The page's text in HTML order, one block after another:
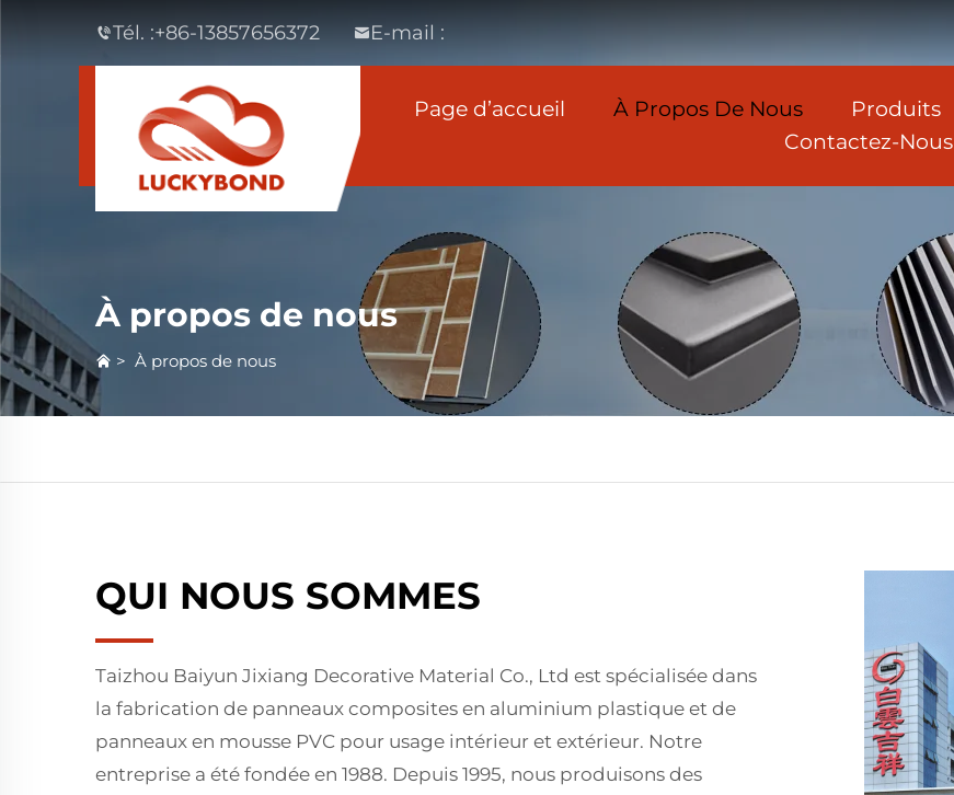
Tél. :+86-13857656372 E-mail :
Page d’accueil À Propos De Nous Produits
Contactez-Nous
À propos de nous
> À propos de nous
QUI NOUS SOMMES
Taizhou Baiyun Jixiang Decorative Material Co., Ltd est spécialisée dans
la fabrication de panneaux composites en aluminium plastique et de
panneaux en mousse PVC pour usage intérieur et extérieur. Notre
entreprise a été fondée en 1988. Depuis 1995, nous produisons des